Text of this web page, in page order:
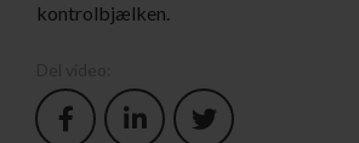
kontrolbjælken.